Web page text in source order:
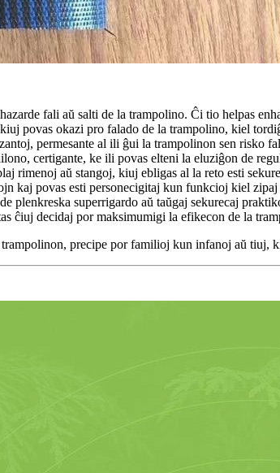
fali aŭ salti de la trampolino. Ĉi tio helpas
povas okazi pro falado de la trampolino, kiel
permesante al ili ĝui la trampolinon sen risko
certigante, ke ili povas elteni la eluziĝon de
rimenoj aŭ stangoj, kiuj ebligas al la reto esti
kaj povas esti personecigitaj kun funkcioj kiel
plenkreska superrigardo aŭ taŭgaj sekurecaj
ĉiuj decidaj por maksimumigi la efikecon de la
precipe por familioj kun infanoj aŭ tiuj,